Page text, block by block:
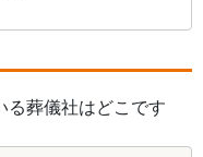
る葬儀社はどこです